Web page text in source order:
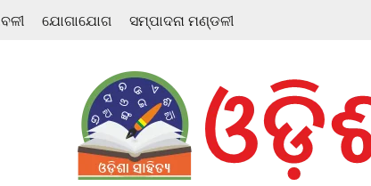
ଯୋଗାଯୋଗ ସମ୍ପାଦନା ମଣ୍ଡଳୀ